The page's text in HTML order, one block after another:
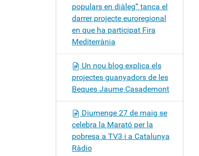
populars en diàleg” tanca el
darrer projecte euroregional
en que ha participat Fira
Mediterrània
Un nou blog explica els
projectes guanyadors de les
Beques Jaume Casademont
Diumenge 27 de maig se
celebra la Marató per la
pobresa a TV3 i a Catalunya
Ràdio